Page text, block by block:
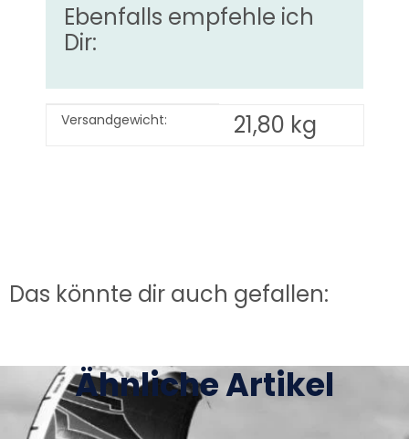
Ebenfalls empfehle ich
Dir:
Produkteigenschaft
Wert
Versandgewicht: 21,80 kg
Das könnte dir auch gefallen:
Ähnliche Artikel